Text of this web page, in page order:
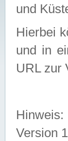
und
Hierbei
und in
URL zur
Version